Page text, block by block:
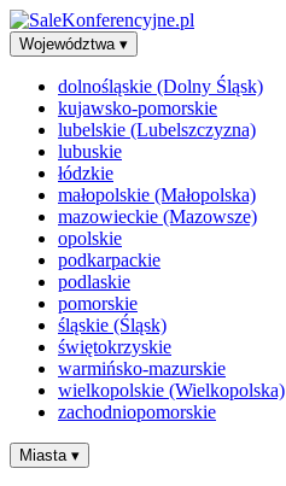
Województwa ▾
dolnośląskie (Dolny Śląsk)
kujawsko-pomorskie
lubelskie (Lubelszczyzna)
lubuskie
łódzkie
małopolskie (Małopolska)
mazowieckie (Mazowsze)
opolskie
podkarpackie
podlaskie
pomorskie
śląskie (Śląsk)
świętokrzyskie
warmińsko-mazurskie
wielkopolskie (Wielkopolska)
zachodniopomorskie
Miasta ▾